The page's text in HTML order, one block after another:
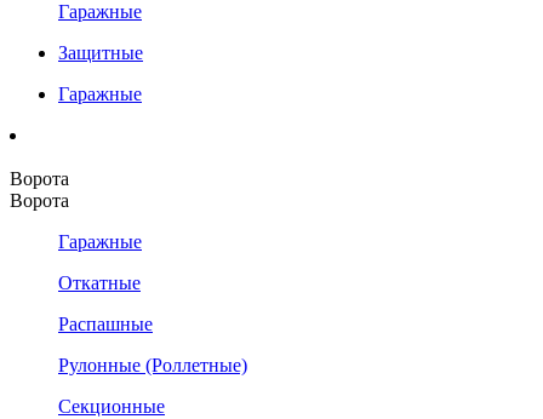
Гаражные
Защитные
Гаражные
Ворота
Ворота
Гаражные
Откатные
Распашные
Рулонные (Роллетные)
Секционные